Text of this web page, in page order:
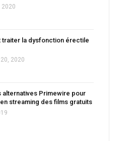
2020
traiter la dysfonction érectile
2020
alternatives Primewire pour
streaming des films gratuits